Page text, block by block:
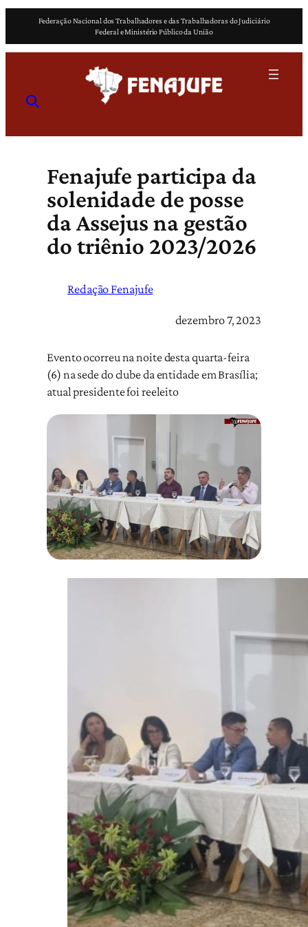
o
Federação Nacional dos Trabalhadores e das Trabalhadoras do Judiciário
Federal e Ministério Público da União
Fenajufe participa da
solenidade de posse
da Assejus na gestão
do triênio 2023/2026
Redação Fenajufe
dezembro 7, 2023
Evento ocorreu na noite desta quarta-feira
(6) na sede do clube da entidade em Brasília;
atual presidente foi reeleito